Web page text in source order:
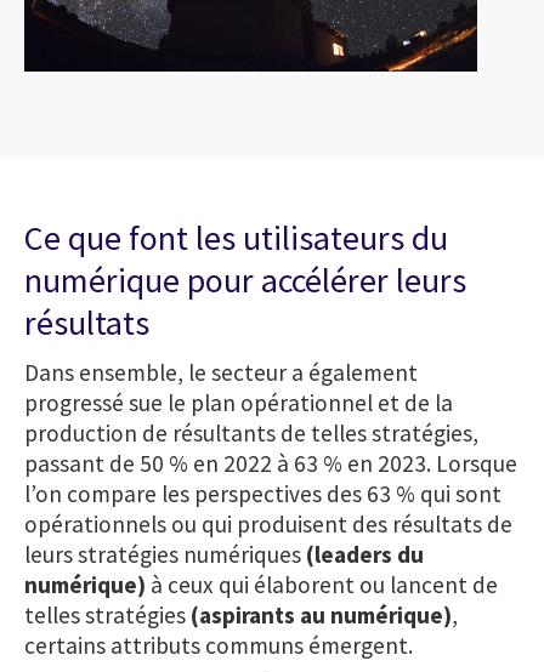
Ce que font les utilisateurs du
numérique pour accélérer leurs
résultats
Dans ensemble, le secteur a également
progressé sue le plan opérationnel et de la
production de résultants de telles stratégies,
passant de 50 % en 2022 à 63 % en 2023. Lorsque
l’on compare les perspectives des 63 % qui sont
opérationnels ou qui produisent des résultats de
leurs stratégies numériques (leaders du
numérique) à ceux qui élaborent ou lancent de
telles stratégies (aspirants au numérique),
certains attributs communs émergent.